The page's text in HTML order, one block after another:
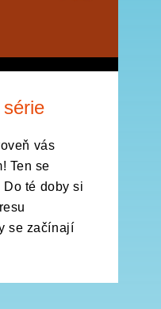
vás
Ten se
té doby si
se začínají